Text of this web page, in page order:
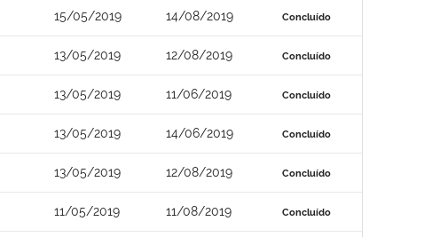
15/05/2019 14/08/2019 Concluído
13/05/2019 12/08/2019 Concluído
13/05/2019 11/06/2019 Concluído
13/05/2019 14/06/2019 Concluído
13/05/2019 12/08/2019 Concluído
11/05/2019 11/08/2019 Concluído